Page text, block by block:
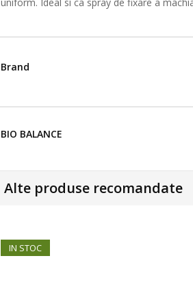
Brand
BIO BALANCE
Alte produse recomandate
IN STOC